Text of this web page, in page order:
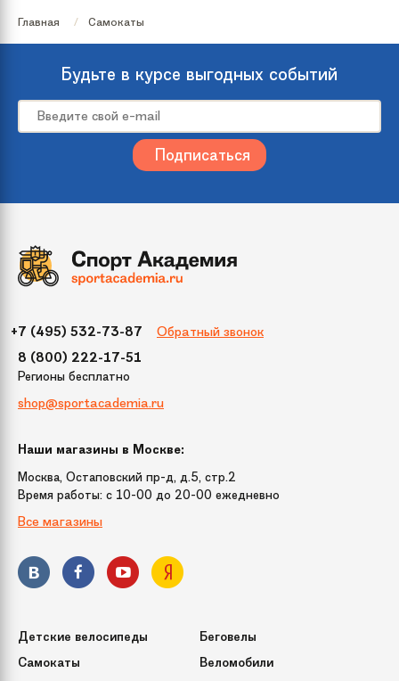
Главная Самокаты
Будьте в курсе выгодных событий
+7 (495) 532-73-87 Обратный звонок
8 (800) 222-17-51
Регионы бесплатно
shop@sportacademia.ru
Наши магазины в Москве:
Москва, Остаповский пр-д, д.5, стр.2
Время работы: c 10-00 до 20-00 ежедневно
Все магазины
Детские велосипеды
Беговелы
Самокаты
Веломобили